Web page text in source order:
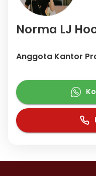
Norma LJ
Anggota Kantor